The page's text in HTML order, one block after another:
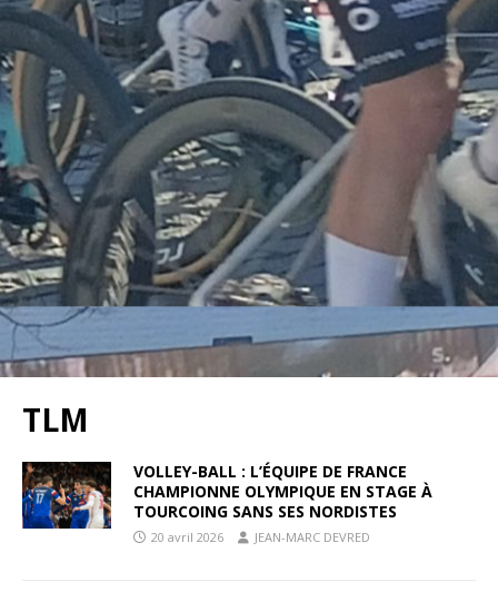
TLM
VOLLEY-BALL : L’ÉQUIPE DE FRANCE
CHAMPIONNE OLYMPIQUE EN STAGE À
TOURCOING SANS SES NORDISTES
20 avril 2026 JEAN-MARC DEVRED